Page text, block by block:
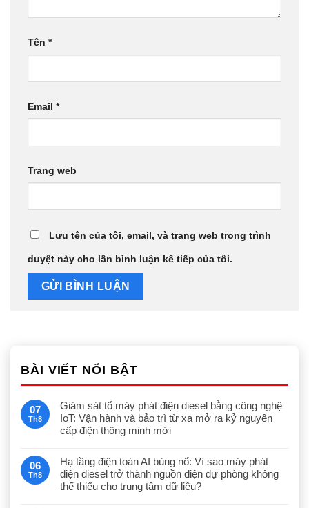
Tên *
Email *
Trang web
Lưu tên của tôi, email, và trang web trong trình
duyệt này cho lần bình luận kế tiếp của tôi.
BÀI VIẾT NỔI BẬT
07
Th8
Giám sát tổ máy phát điện diesel bằng công nghệ
IoT: Vận hành và bảo trì từ xa mở ra kỷ nguyên
cấp điện thông minh mới
06
Th8
Hạ tầng điện toán AI bùng nổ: Vì sao máy phát
điện diesel trở thành nguồn điện dự phòng không
thể thiếu cho trung tâm dữ liệu?